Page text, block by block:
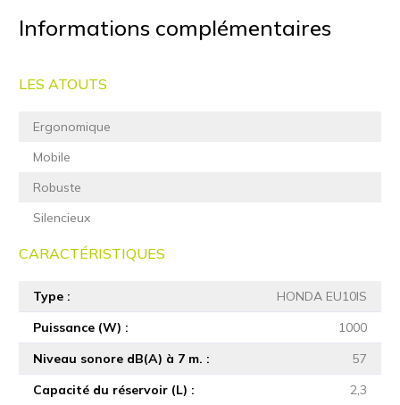
Informations complémentaires
LES ATOUTS
Ergonomique
Mobile
Robuste
Silencieux
CARACTÉRISTIQUES
Type
HONDA EU10IS
Puissance (W)
1000
Niveau sonore dB(A) à 7 m.
57
Capacité du réservoir (L)
2,3